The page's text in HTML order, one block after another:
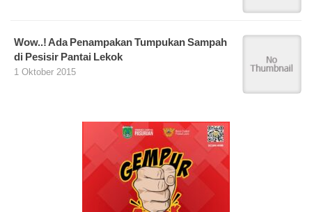
Wow..! Ada Penampakan Tumpukan Sampah
di Pesisir Pantai Lekok
1 Oktober 2015